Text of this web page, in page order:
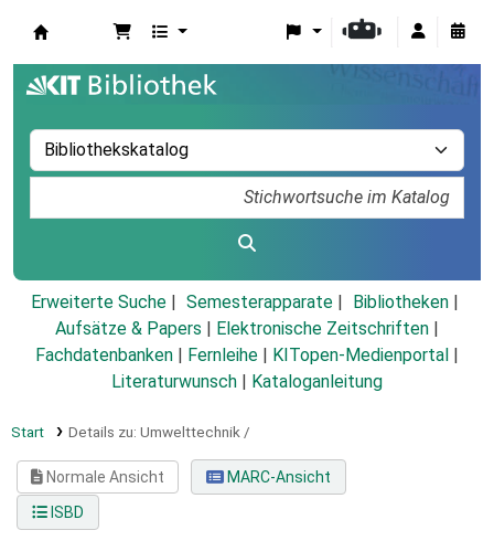
Erweiterte Suche Semesterapparate
Bibliotheken
Aufsätze & Papers
Elektronische Zeitschriften
Fachdatenbanken
Fernleihe KITopen-Medienportal
Literaturwunsch
Kataloganleitung
Start Details zu: Umwelttechnik /
Normale Ansicht
MARC-Ansicht
ISBD